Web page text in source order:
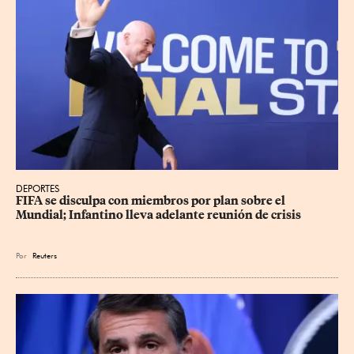
DEPORTES
FIFA se disculpa con miembros por plan sobre el
Mundial; Infantino lleva adelante reunión de crisis
Por Reuters